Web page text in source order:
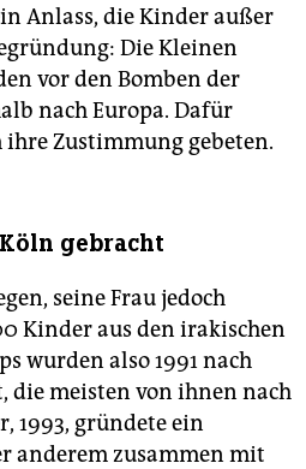
Anlass, die Kinder außer
Die Kleinen
vor den Bomben der
nach Europa. Dafür
Zustimmung gebeten.
gebracht
seine Frau jedoch
Kinder aus den irakischen
wurden also 1991 nach
die meisten von ihnen nach
1993, gründete ein
anderem zusammen mit